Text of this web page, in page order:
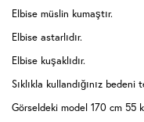
Elbise müslin kumaştır.
Elbise astarlıdır.
Elbise kuşaklıdır.
Sıklıkla kullandığınız
Görseldeki model 170 cm 55